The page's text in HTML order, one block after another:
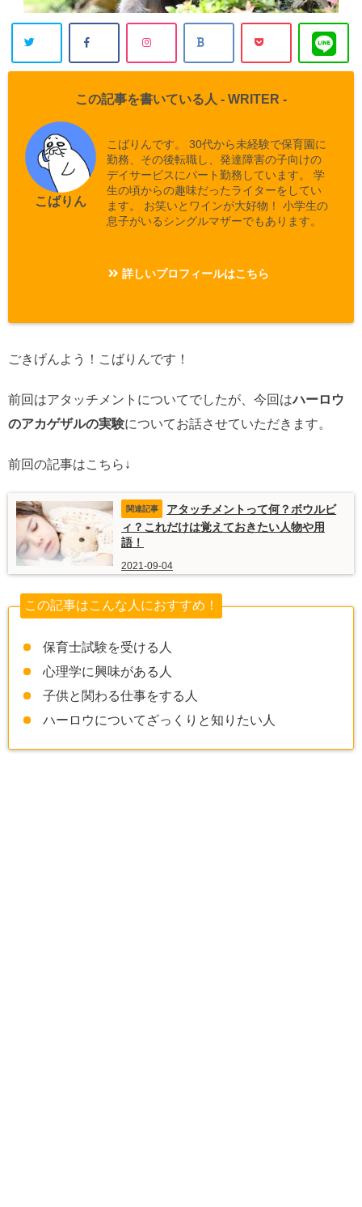
この記事を書いている人 - WRITER -
こばりん
こばりんです。 30代から未経験で保育園に
勤務、その後転職し、発達障害の子向けの
デイサービスにパート勤務しています。 学
生の頃からの趣味だったライターをしてい
ます。 お笑いとワインが大好物！ 小学生の
息子がいるシングルマザーでもあります。
詳しいプロフィールはこちら
ごきげんよう！こばりんです！
前回はアタッチメントについてでしたが、今回はハーロウ
のアカゲザルの実験についてお話させていただきます。
前回の記事はこちら↓
アタッチメントって何？ボウルビ
ィ？これだけは覚えておきたい人物や用
語！
2021-09-04
この記事はこんな人におすすめ！
保育士試験を受ける人
心理学に興味がある人
子供と関わる仕事をする人
ハーロウについてざっくりと知りたい人